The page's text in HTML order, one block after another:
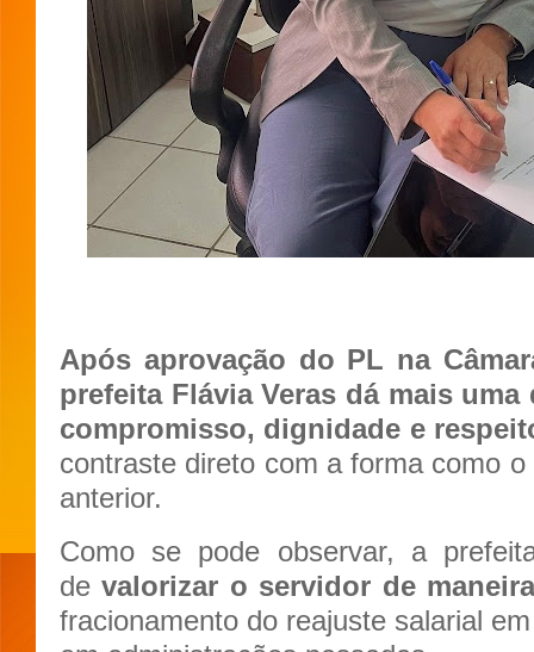
Após aprovação do PL na
prefeita Flávia Veras dá mais
compromisso, dignidade e
contraste direto com a forma como
anterior.
Como se pode observar, a
devalorizar o servidor de
fracionamento do reajuste salarial